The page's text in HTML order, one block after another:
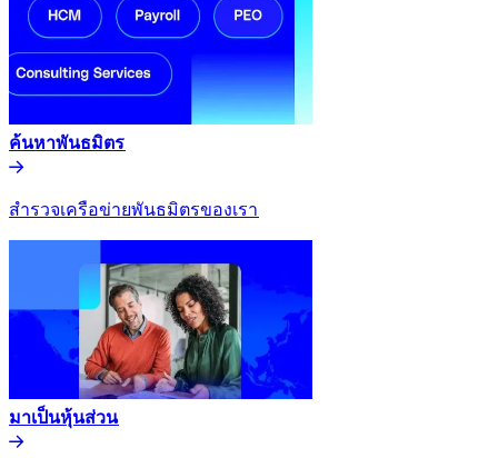
ค้นหาพันธมิตร​​
สำรวจเครือข่ายพันธมิตรของเรา​​
มาเป็นหุ้นส่วน​​